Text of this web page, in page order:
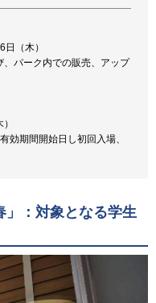
（木）
パーク内での販売、アップ
効期間開始日し初回入場、
」：対象となる学生